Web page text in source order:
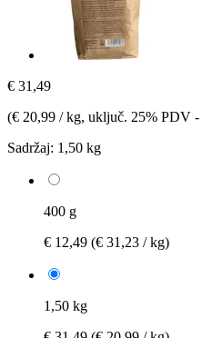
€ 31,49
(€ 20,99 / kg, uključ. 25% PDV -
Sadržaj: 1,50 kg
400 g
€ 12,49 (€ 31,23 / kg)
1,50 kg